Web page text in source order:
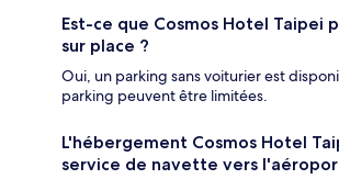
Est-ce que Cosmos Hotel Taipei
sur place ?
Oui, un parking sans voiturier est
parking peuvent être limitées.
L'hébergement Cosmos Hotel
service de navette vers